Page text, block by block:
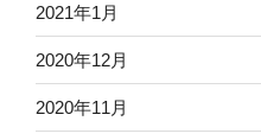
2021年1月
2020年12月
2020年11月